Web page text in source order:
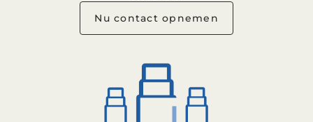
Nu contact opnemen